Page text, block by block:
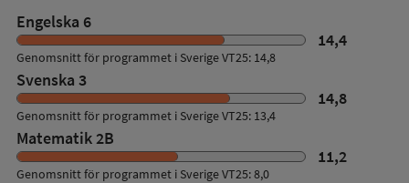
prov
Engelska 6
14,4
Genomsnitt för programmet i Sverige VT25: 14,8
Svenska 3
14,8
Genomsnitt för programmet i Sverige VT25: 13,4
Matematik 2B
11,2
Genomsnitt för programmet i Sverige VT25: 8,0